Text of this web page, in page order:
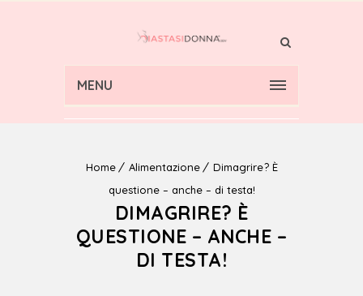
MENU
Home Alimentazione
Dimagrire? È
questione – anche – di testa!
DIMAGRIRE? È
QUESTIONE – ANCHE –
DI TESTA!